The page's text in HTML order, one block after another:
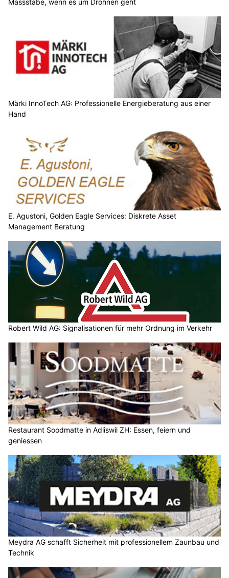
Massstäbe, wenn es um Drohnen geht
Märki InnoTech AG: Professionelle Energieberatung aus einer
Hand
E. Agustoni, Golden Eagle Services: Diskrete Asset
Management Beratung
Robert Wild AG: Signalisationen für mehr Ordnung im Verkehr
Restaurant Soodmatte in Adliswil ZH: Essen, feiern und
geniessen
Meydra AG schafft Sicherheit mit professionellem Zaunbau und
Technik